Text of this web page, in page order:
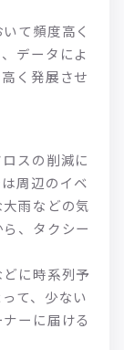
て頻度高く
データによ
く発展させ
スの削減に
周辺のイベ
雨などの気
、タクシー
に時系列予
て、少ない
ーに届ける